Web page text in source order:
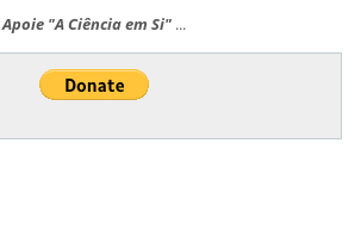
Apoie "A Ciência em Si" ...